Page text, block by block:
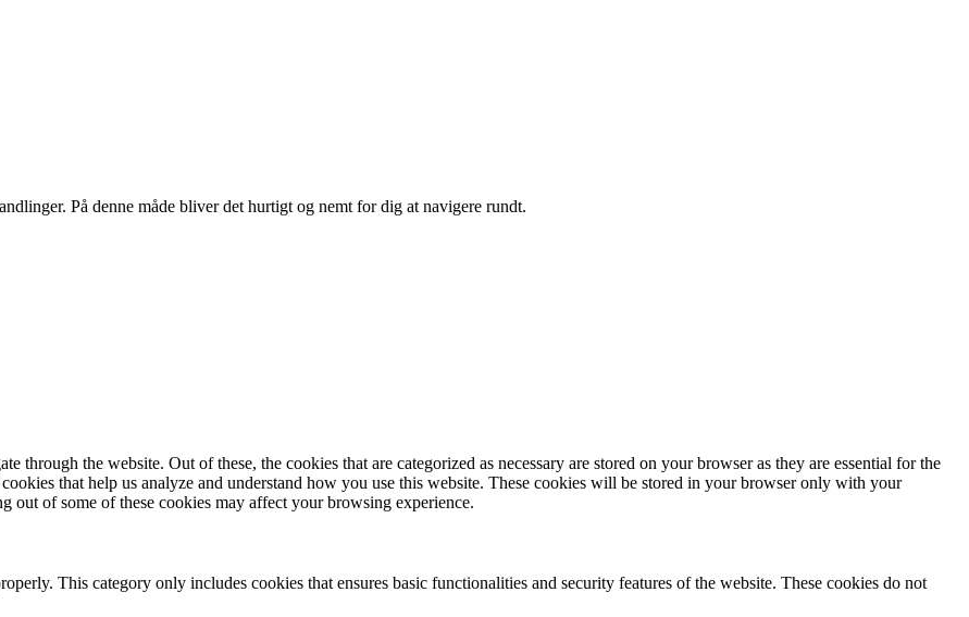
På denne måde bliver det hurtigt og nemt for dig at navigere rundt.
through the website. Out of these, the cookies that are categorized as necessary are stored on your browser as they are essential for the
that help us analyze and understand how you use this website. These cookies will be stored in your browser only with your
out of some of these cookies may affect your browsing experience.
This category only includes cookies that ensures basic functionalities and security features of the website. These cookies do not